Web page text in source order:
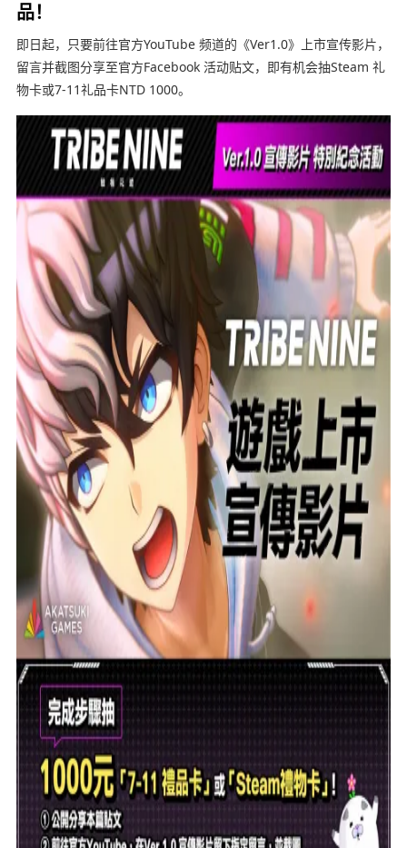
品！
即日起，只要前往官方YouTube 频道的《Ver1.0》上市宣传影片，
留言并截图分享至官方Facebook 活动贴文，即有机会抽Steam 礼
物卡或7-11礼品卡NTD 1000。